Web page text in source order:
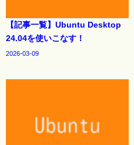
【記事一覧】Ubuntu Desktop
24.04を使いこなす！
2026-03-09